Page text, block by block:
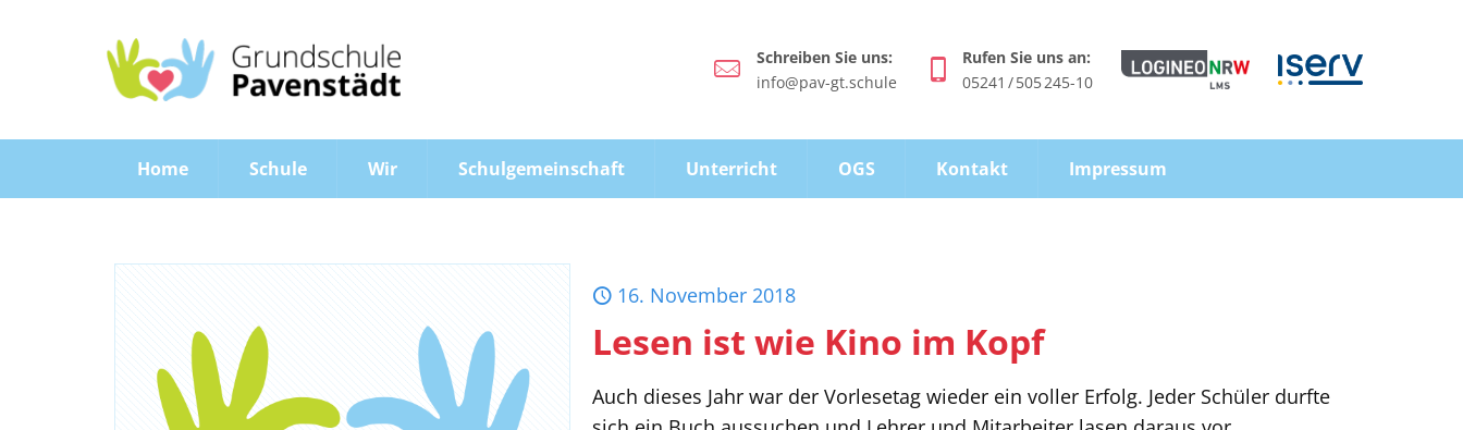
Schreiben Sie uns:
info@pav-gt.schule
Rufen Sie uns an:
05241 / 505 245-10
Home Schule Wir Schulgemeinschaft Unterricht OGS Kontakt Impressum
16. November 2018
Lesen ist wie Kino im Kopf
Auch dieses Jahr war der Vorlesetag wieder ein voller Erfolg. Jeder Schüler durfte